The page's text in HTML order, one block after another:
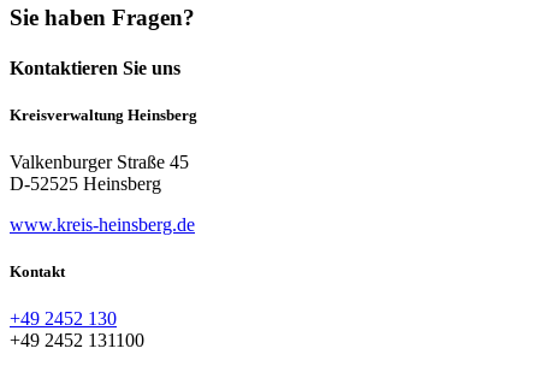
Sie haben Fragen?
Kontaktieren Sie uns
Kreisverwaltung Heinsberg
Valkenburger Straße 45
D-52525 Heinsberg
www.kreis-heinsberg.de
Kontakt
+49 2452 130
+49 2452 131100